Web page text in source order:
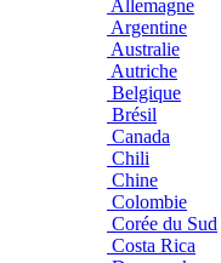
Allemagne
Argentine
Australie
Autriche
Belgique
Brésil
Canada
Chili
Chine
Colombie
Corée du Sud
Costa Rica